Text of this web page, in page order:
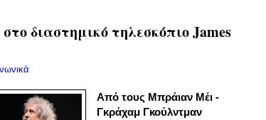
διαστημικό τηλεσκόπιο James
Από τους Μπράιαν Μέι -
Γκράχαμ Γκούλντμαν